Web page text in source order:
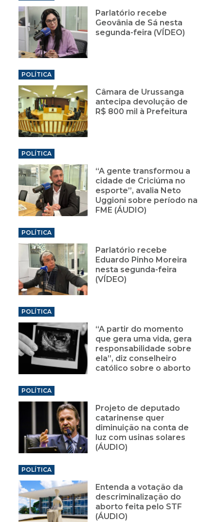
Parlatório recebe
Geovânia de Sá nesta
segunda-feira (VÍDEO)
POLÍTICA
Câmara de Urussanga
antecipa devolução de
R$ 800 mil à Prefeitura
POLÍTICA
“A gente transformou a
cidade de Criciúma no
esporte”, avalia Neto
Uggioni sobre período na
FME (ÁUDIO)
POLÍTICA
Parlatório recebe
Eduardo Pinho Moreira
nesta segunda-feira
(VÍDEO)
POLÍTICA
“A partir do momento
que gera uma vida, gera
responsabilidade sobre
ela”, diz conselheiro
católico sobre o aborto
POLÍTICA
Projeto de deputado
catarinense quer
diminuição na conta de
luz com usinas solares
(ÁUDIO)
POLÍTICA
Entenda a votação da
descriminalização do
aborto feita pelo STF
(ÁUDIO)